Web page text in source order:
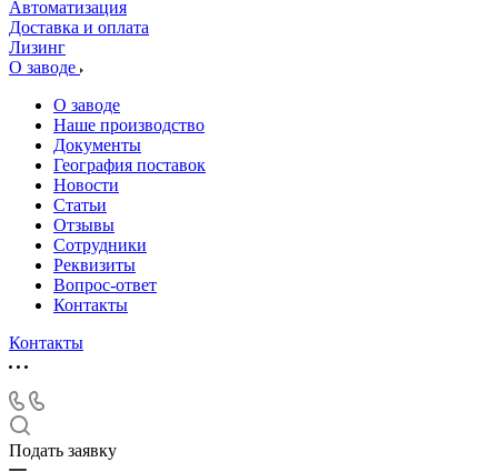
Автоматизация
Доставка и оплата
Лизинг
О заводе
О заводе
Наше производство
Документы
География поставок
Новости
Статьи
Отзывы
Сотрудники
Реквизиты
Вопрос-ответ
Контакты
Контакты
Подать заявку